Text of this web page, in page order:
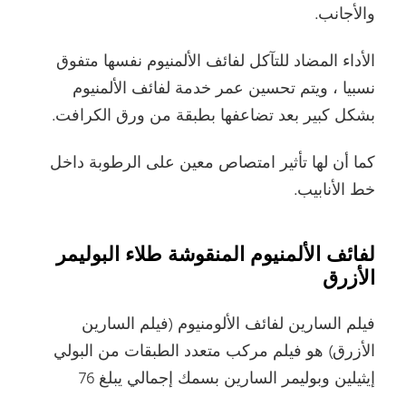
والأجانب.
الأداء المضاد للتآكل لفائف الألمنيوم نفسها متفوق
نسبيا ، ويتم تحسين عمر خدمة لفائف الألمنيوم
بشكل كبير بعد تضاعفها بطبقة من ورق الكرافت.
كما أن لها تأثير امتصاص معين على الرطوبة داخل
خط الأنابيب.
لفائف الألمنيوم المنقوشة طلاء البوليمر
الأزرق
فيلم السارين لفائف الألومنيوم (فيلم السارين
الأزرق) هو فيلم مركب متعدد الطبقات من البولي
إيثيلين وبوليمر السارين بسمك إجمالي يبلغ 76